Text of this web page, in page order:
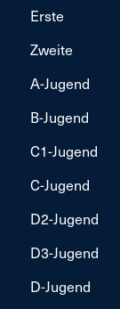
Erste
Zweite
A-Jugend
B-Jugend
C1-Jugend
C-Jugend
D2-Jugend
D3-Jugend
D-Jugend